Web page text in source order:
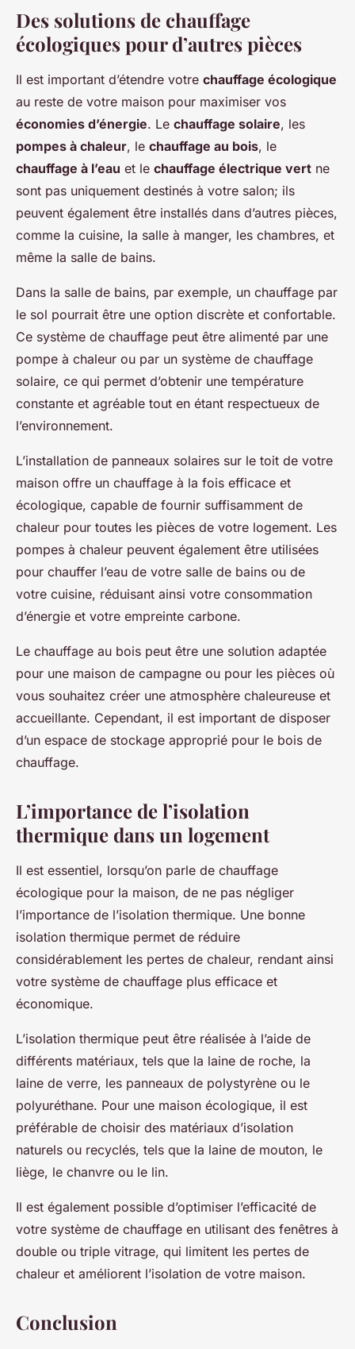
Des solutions de chauffage
écologiques pour d’autres pièces
Il est important d’étendre votre chauffage écologique
au reste de votre maison pour maximiser vos
économies d’énergie. Le chauffage solaire, les
pompes à chaleur, le chauffage au bois, le
chauffage à l’eau et le chauffage électrique vert ne
sont pas uniquement destinés à votre salon; ils
peuvent également être installés dans d’autres pièces,
comme la cuisine, la salle à manger, les chambres, et
même la salle de bains.
Dans la salle de bains, par exemple, un chauffage par
le sol pourrait être une option discrète et confortable.
Ce système de chauffage peut être alimenté par une
pompe à chaleur ou par un système de chauffage
solaire, ce qui permet d’obtenir une température
constante et agréable tout en étant respectueux de
l’environnement.
L’installation de panneaux solaires sur le toit de votre
maison offre un chauffage à la fois efficace et
écologique, capable de fournir suffisamment de
chaleur pour toutes les pièces de votre logement. Les
pompes à chaleur peuvent également être utilisées
pour chauffer l’eau de votre salle de bains ou de
votre cuisine, réduisant ainsi votre consommation
d’énergie et votre empreinte carbone.
Le chauffage au bois peut être une solution adaptée
pour une maison de campagne ou pour les pièces où
vous souhaitez créer une atmosphère chaleureuse et
accueillante. Cependant, il est important de disposer
d’un espace de stockage approprié pour le bois de
chauffage.
L’importance de l’isolation
thermique dans un logement
Il est essentiel, lorsqu’on parle de chauffage
écologique pour la maison, de ne pas négliger
l’importance de l’isolation thermique. Une bonne
isolation thermique permet de réduire
considérablement les pertes de chaleur, rendant ainsi
votre système de chauffage plus efficace et
économique.
L’isolation thermique peut être réalisée à l’aide de
différents matériaux, tels que la laine de roche, la
laine de verre, les panneaux de polystyrène ou le
polyuréthane. Pour une maison écologique, il est
préférable de choisir des matériaux d’isolation
naturels ou recyclés, tels que la laine de mouton, le
liège, le chanvre ou le lin.
Il est également possible d’optimiser l’efficacité de
votre système de chauffage en utilisant des fenêtres à
double ou triple vitrage, qui limitent les pertes de
chaleur et améliorent l’isolation de votre maison.
Conclusion